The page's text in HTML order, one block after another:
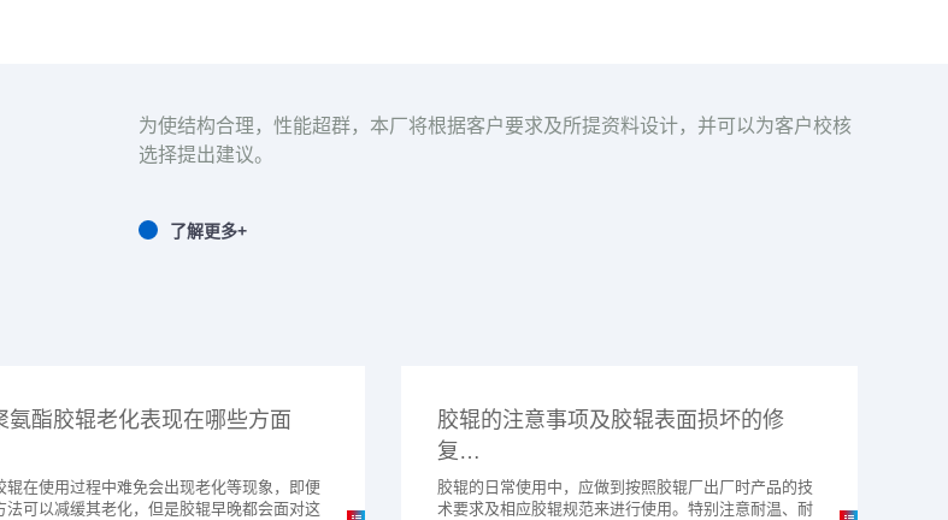
为使结构合理，性能超群，本厂将根据客户要求及所提资料设计，并可以为客户校核
选择提出建议。
了解更多+
氨酯胶辊老化表现在哪些方面
辊在使用过程中难免会出现老化等现象，即便
法可以减缓其老化，但是胶辊早晚都会面对这
胶辊的注意事项及胶辊表面损坏的修
复…
胶辊的日常使用中，应做到按照胶辊厂出厂时产品的技
术要求及相应胶辊规范来进行使用。特别注意耐温、耐